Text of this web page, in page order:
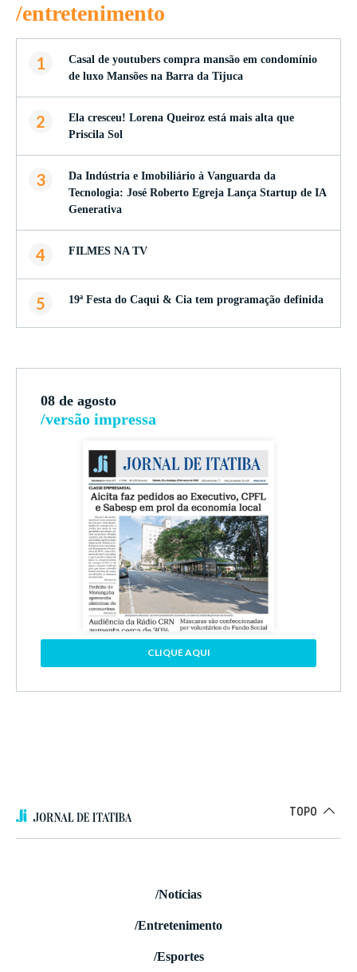
/entretenimento
1
Casal de youtubers compra mansão em condomínio
de luxo Mansões na Barra da Tijuca
2
Ela cresceu! Lorena Queiroz está mais alta que
Priscila Sol
3
Da Indústria e Imobiliário à Vanguarda da
Tecnologia: José Roberto Egreja Lança Startup de IA
Generativa
4 FILMES NA TV
5 19ª Festa do Caqui & Cia tem programação definida
08 de agosto
/versão impressa
CLIQUE AQUI
TOPO
/Notícias
/Entretenimento
/Esportes